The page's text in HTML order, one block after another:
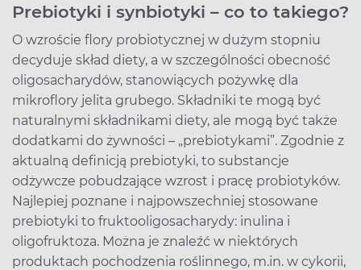
Prebiotyki i synbiotyki – co to takiego?
O wzroście flory probiotycznej w dużym stopniu
decyduje skład diety, a w szczególności obecność
oligosacharydów, stanowiących pożywkę dla
mikroflory jelita grubego. Składniki te mogą być
naturalnymi składnikami diety, ale mogą być także
dodatkami do żywności – „prebiotykami”. Zgodnie z
aktualną definicją prebiotyki, to substancje
odżywcze pobudzające wzrost i pracę probiotyków.
Najlepiej poznane i najpowszechniej stosowane
prebiotyki to fruktooligosacharydy: inulina i
oligofruktoza. Można je znaleźć w niektórych
produktach pochodzenia roślinnego, m.in. w cykorii,